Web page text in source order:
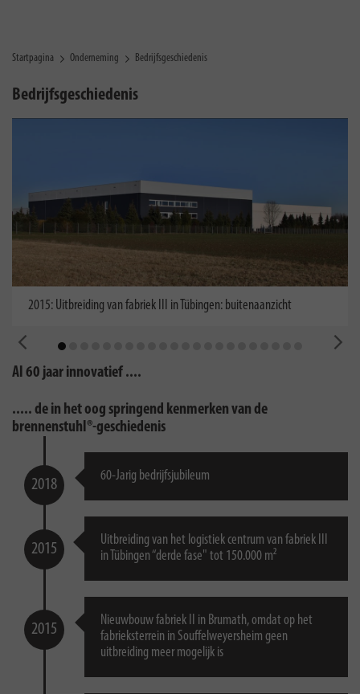
Startpagina Onderneming Bedrijfsgeschiedenis
Bedrijfsgeschiedenis
2015: Uitbreiding van fabriek III in Tübingen: buitenaanzicht
Al 60 jaar innovatief ....
..... de in het oog springend kenmerken van de
brennenstuhl®-geschiedenis
2018
60-Jarig bedrijfsjubileum
2015
Uitbreiding van het logistiek centrum van fabriek III
in Tübingen “derde fase" tot 150.000 m²
2015
Nieuwbouw fabriek II in Brumath, omdat op het
fabrieksterrein in Souffelweyersheim geen
uitbreiding meer mogelijk is